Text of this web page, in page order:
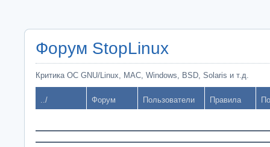
Форум StopLinux
Критика ОС GNU/Linux, MAC, Windows, BSD, Solaris и т.д.
../ Форум Пользователи Правила